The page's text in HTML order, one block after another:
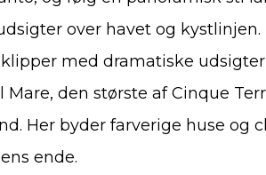
over havet og kystlinjen.
med dramatiske
den største af Cinque
Her byder farverige huse og
ende.